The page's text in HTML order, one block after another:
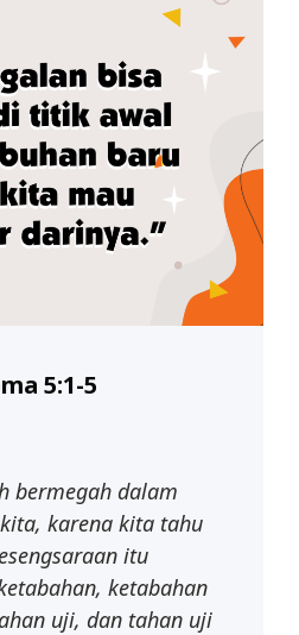
5:1-5
bermegah dalam
kita, karena kita tahu
itu
ketabahan
uji, dan tahan uji